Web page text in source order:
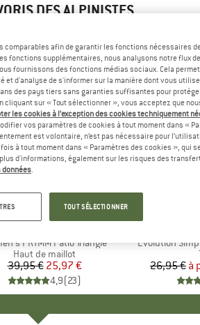
DES ALPINISTES
PRTMM Patio Triangle
Product group
Haut de maillot
Prix
39,95 € Prix réduit
25,97 €
4,9(23)
%
Article
Evolution
26,95 € à
Jusqu'à
comparables afin de garantir les fonctions nécessaires
fonctions supplémentaires, nous analysons notre flux
fournissons des fonctions médias sociaux. Cela
et d'analyse de s'informer sur la manière dont vous
des pays tiers sans garanties suffisantes pour
cliquant sur « Tout sélectionner », vous acceptez que
les cookies à l’exception des cookies techniquement
vos paramètres de cookies à tout moment dans «
est volontaire, n’est pas nécessaire pour
à tout moment dans « Paramètres des cookies », qui
d'informations, également sur les risques des
.
TOUT SÉLECTIONNER